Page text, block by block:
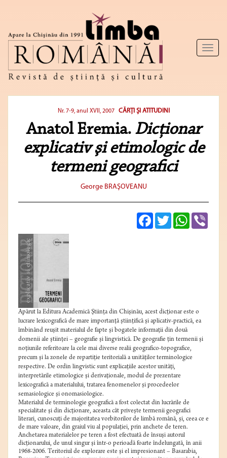
Toggle
Nr. 7-9, anul XVII, 2007 CĂRŢI ŞI ATITUDINI
Anatol Eremia. Dicţionar
explicativ şi etimologic de
termeni geografici
George BRAŞOVEANU
FacebookTwitterWhatsApp
Apărut la Editura Academică Ştiinţa din Chişinău, acest dicţionar este o
lucrare lexicografică de mare importanţă ştiinţifică şi aplicativ-practică, ea
îmbinând reuşit materialul de fapte şi bogatele informaţii din două
domenii ale ştiinţei – geografie şi lingvistică. De geografie ţin termenii şi
noţiunile referitoare la cele mai diverse realii geografico-topografice,
precum şi la zonele de repartiţie teritorială a unităţilor terminologice
respective. De ordin lingvistic sunt explicaţiile acestor unităţi,
interpretările etimologice şi derivaţionale, modul de prezentare
lexicografică a materialului, tratarea fenomenelor şi procedeelor
semasiologice şi onomasiologice.
Materialul de terminologie geografică a fost colectat din lucrările de
specialitate şi din dicţionare, aceasta cât priveşte termenii geografici
literari, cunoscuţi de majoritatea vorbitorilor de limbă română, şi, ceea ce e
de mare valoare, din graiul viu al populaţiei, prin anchete de teren.
Anchetarea materialelor pe teren a fost efectuată de însuşi autorul
dicţionarului, de unul singur şi într-o perioadă foarte îndelungată, în anii
1968-2006. Teritoriul de explorare este şi el impresionant – Basarabia,